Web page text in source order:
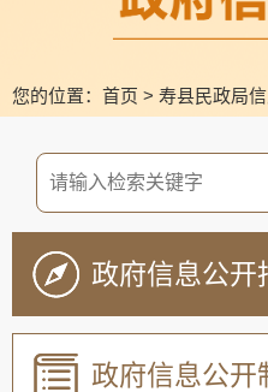
您的位置： 首页 > 寿县民政局
政府信息公开
政府信息公开